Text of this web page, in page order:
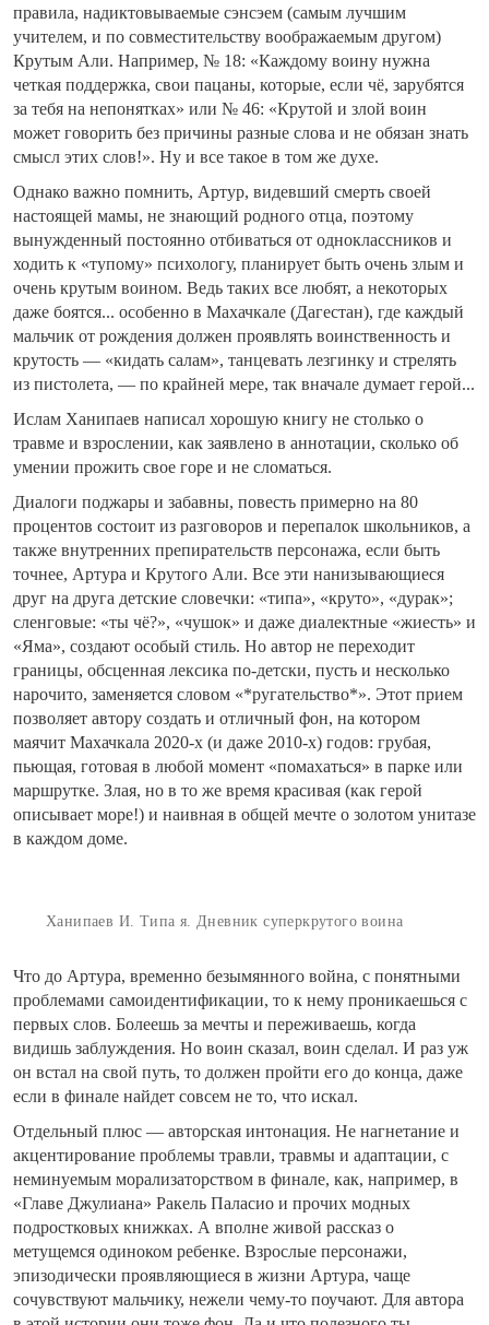
правила, надиктовываемые сэнсэем (самым лучшим
учителем, и по совместительству воображаемым другом)
Крутым Али. Например, № 18: «Каждому воину нужна
четкая поддержка, свои пацаны, которые, если чё, зарубятся
за тебя на непонятках» или № 46: «Крутой и злой воин
может говорить без причины разные слова и не обязан знать
смысл этих слов!». Ну и все такое в том же духе.
Однако важно помнить, Артур, видевший смерть своей
настоящей мамы, не знающий родного отца, поэтому
вынужденный постоянно отбиваться от одноклассников и
ходить к «тупому» психологу, планирует быть очень злым и
очень крутым воином. Ведь таких все любят, а некоторых
даже боятся... особенно в Махачкале (Дагестан), где каждый
мальчик от рождения должен проявлять воинственность и
крутость — «кидать салам», танцевать лезгинку и стрелять
из пистолета, — по крайней мере, так вначале думает герой...
Ислам Ханипаев написал хорошую книгу не столько о
травме и взрослении, как заявлено в аннотации, сколько об
умении прожить свое горе и не сломаться.
Диалоги поджары и забавны, повесть примерно на 80
процентов состоит из разговоров и перепалок школьников, а
также внутренних препирательств персонажа, если быть
точнее, Артура и Крутого Али. Все эти нанизывающиеся
друг на друга детские словечки: «типа», «круто», «дурак»;
сленговые: «ты чё?», «чушок» и даже диалектные «жиесть» и
«Яма», создают особый стиль. Но автор не переходит
границы, обсценная лексика по-детски, пусть и несколько
нарочито, заменяется словом «*ругательство*». Этот прием
позволяет автору создать и отличный фон, на котором
маячит Махачкала 2020-х (и даже 2010-х) годов: грубая,
пьющая, готовая в любой момент «помахаться» в парке или
маршрутке. Злая, но в то же время красивая (как герой
описывает море!) и наивная в общей мечте о золотом унитазе
в каждом доме.
Ханипаев И. Типа я. Дневник суперкрутого воина
Что до Артура, временно безымянного война, с понятными
проблемами самоидентификации, то к нему проникаешься с
первых слов. Болеешь за мечты и переживаешь, когда
видишь заблуждения. Но воин сказал, воин сделал. И раз уж
он встал на свой путь, то должен пройти его до конца, даже
если в финале найдет совсем не то, что искал.
Отдельный плюс — авторская интонация. Не нагнетание и
акцентирование проблемы травли, травмы и адаптации, с
неминуемым морализаторством в финале, как, например, в
«Главе Джулиана» Ракель Паласио и прочих модных
подростковых книжках. А вполне живой рассказ о
метущемся одиноком ребенке. Взрослые персонажи,
эпизодически проявляющиеся в жизни Артура, чаще
сочувствуют мальчику, нежели чему-то поучают. Для автора